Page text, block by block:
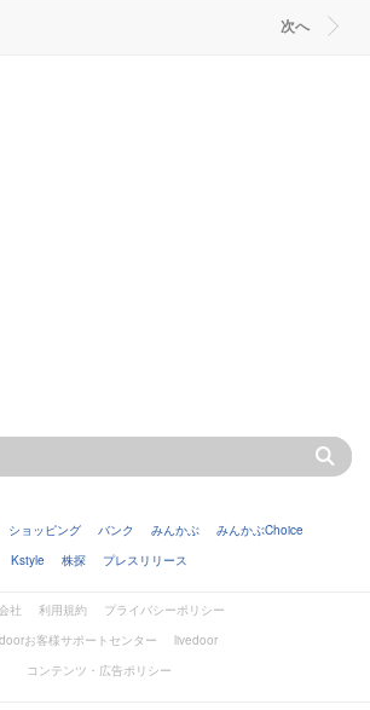
次へ
ショッピング バンク みんかぶ
みんかぶChoice
Kstyle
株探 プレスリリース
社 利用規約
プライバシーポリシー
お客様サポートセンター
livedoor
コンテンツ・広告ポリシー